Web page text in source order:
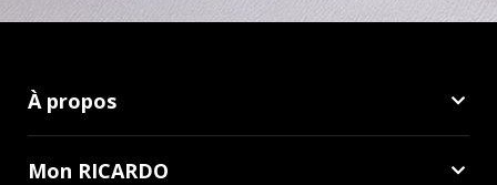
À propos
Mon RICARDO